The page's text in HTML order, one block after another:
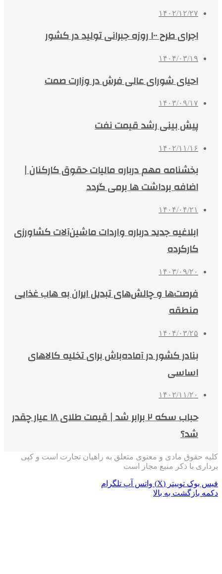
۱۴۰۲/۱۲/۲۷
اجرای طرح ۱۰۰ روزه جبرانی تولید در کشور
۱۴۰۴/۰۳/۱۹
احیای شورای عالی فرش در وزارت صمت
۱۴۰۳/۰۹/۱۷
پیش بینی رشد قیمت نفت
۱۴۰۲/۱۱/۱۶
بخشنامه مهم درباره مالیات حقوق کارکنان |
اضافه برداشت ها برمی گردد
۱۴۰۴/۰۴/۲۱
ابلاغیه جدید درباره واردات ماشین‌آلات کشاورزی
کارکرده
۱۴۰۳/۰۹/۲۰
فرصت‌ها و چالش‌های تبدیل ایران به هاب غذایی
منطقه
۱۴۰۴/۰۳/۲۵
بنادر کشور در آماده‌باش برای تخلیه کالاهای
اساسی
۱۴۰۲/۱۱/۲۰
حباب سکه ۲ برابر شد | قیمت طلای ۱۸ عیار چقدر
شد؟
کلیه حقوق مادی و معنوی متعلق به راهیان تجارت است و کپی
برداری با ذکر منبع مجاز است
فیس بوک توییتر (X) واتس آپ تلگرام
دکمه بازگشت به بالا